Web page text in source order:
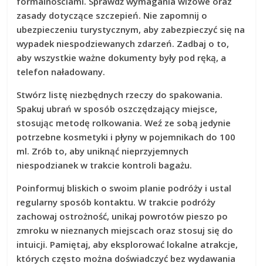
zasady dotyczące szczepień. Nie zapomnij o
ubezpieczeniu turystycznym, aby zabezpieczyć się na
wypadek niespodziewanych zdarzeń. Zadbaj o to,
aby wszystkie ważne dokumenty były pod ręką, a
telefon naładowany.
Stwórz listę niezbędnych rzeczy do spakowania.
Spakuj ubrań w sposób oszczędzający miejsce,
stosując metodę rolkowania. Weź ze sobą jedynie
potrzebne kosmetyki i płyny w pojemnikach do 100
ml. Zrób to, aby uniknąć nieprzyjemnych
niespodzianek w trakcie kontroli bagażu.
Poinformuj bliskich o swoim planie podróży i ustal
regularny sposób kontaktu. W trakcie podróży
zachowaj ostrożność, unikaj powrotów pieszo po
zmroku w nieznanych miejscach oraz stosuj się do
intuicji. Pamiętaj, aby eksplorować lokalne atrakcje,
których często można doświadczyć bez wydawania